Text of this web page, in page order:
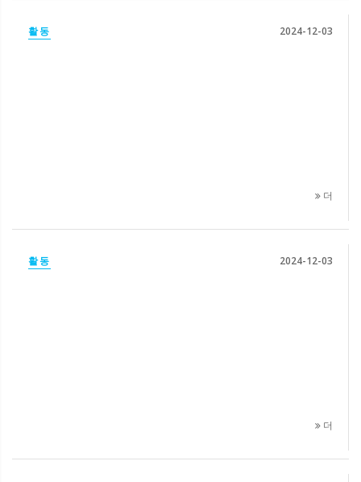
활동 2024-12-03
더
활동 2024-12-03
더